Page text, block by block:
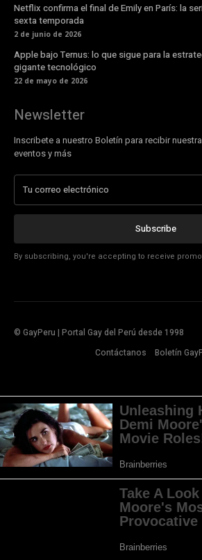
Netflix confirma el final de Emily en París: la
sexta temporada
2 de junio de 2026
Apple bajo Ternus: lo que sigue para la
gigante tecnológico
22 de mayo de 2026
Newsletter
Inscribete a nuestro Boletín para recibir
eventos y más
Subscribe
By subscribing, you're accepting to receive
© GayPeru | Portal Gay del Perú desde 1998
Contáctanos
Boletín